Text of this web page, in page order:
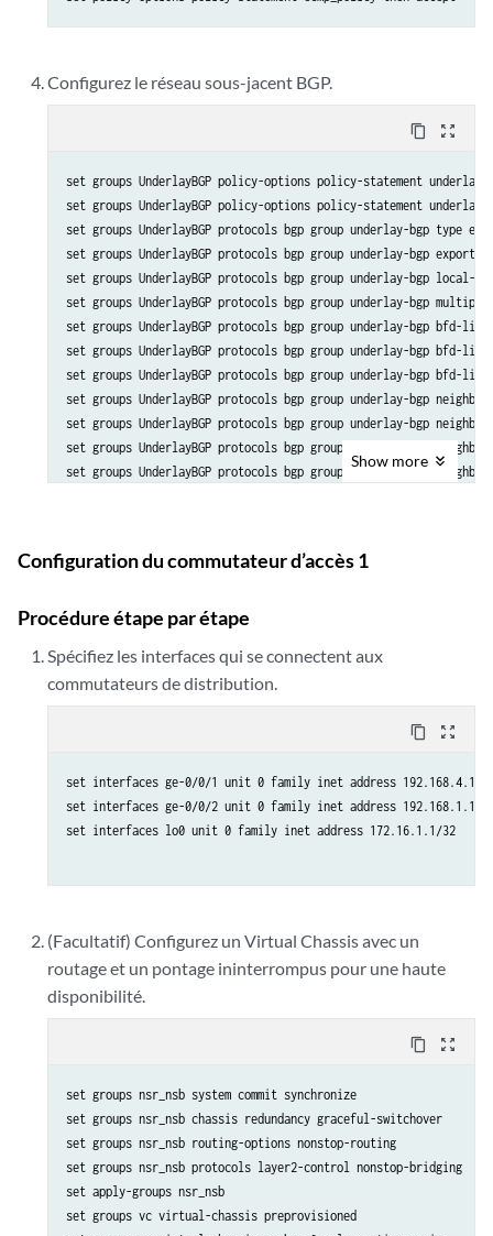
Configurez le réseau sous-jacent BGP.
content_copy zoom_out_map
set groups UnderlayBGP policy-options policy-statement
set groups UnderlayBGP policy-options policy-statement
set groups UnderlayBGP protocols bgp group underlay-bgp type
set groups UnderlayBGP protocols bgp group underlay-bgp export
set groups UnderlayBGP protocols bgp group underlay-bgp local-as
set groups UnderlayBGP protocols bgp group underlay-bgp
set groups UnderlayBGP protocols bgp group underlay-bgp bfd-
set groups UnderlayBGP protocols bgp group underlay-bgp bfd-
set groups UnderlayBGP protocols bgp group underlay-bgp bfd-
set groups UnderlayBGP protocols bgp group underlay-bgp
set groups UnderlayBGP protocols bgp group underlay-bgp
set groups UnderlayBGP protocols bgp group underlay-bgp
set groups UnderlayBGP protocols bgp group underlay-bgp
Show more
Configuration du commutateur d’accès 1
Procédure étape par étape
Spécifiez les interfaces qui se connectent aux
commutateurs de distribution.
content_copy zoom_out_map
set interfaces ge-0/0/1 unit 0 family inet address 192.168.4.1/
set interfaces ge-0/0/2 unit 0 family inet address 192.168.1.1/
set interfaces lo0 unit 0 family inet address 172.16.1.1/32
(Facultatif) Configurez un Virtual Chassis avec un
routage et un pontage ininterrompus pour une haute
disponibilité.
content_copy zoom_out_map
set groups nsr_nsb system commit synchronize
set groups nsr_nsb chassis redundancy graceful-switchover
set groups nsr_nsb routing-options nonstop-routing
set groups nsr_nsb protocols layer2-control nonstop-bridging
set apply-groups nsr_nsb
set groups vc virtual-chassis preprovisioned